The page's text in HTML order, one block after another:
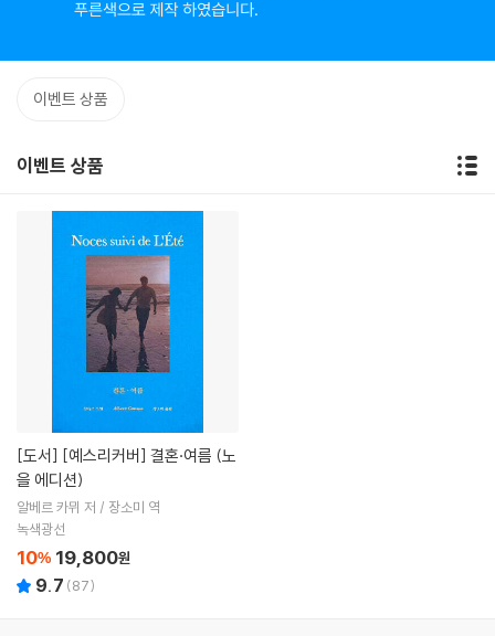
이벤트 상품
이벤트 상품
[도서]
을 에디션)
알베르 카뮈 저 / 장소미 역
녹색광선
10% 19,800원
9.7 (87)